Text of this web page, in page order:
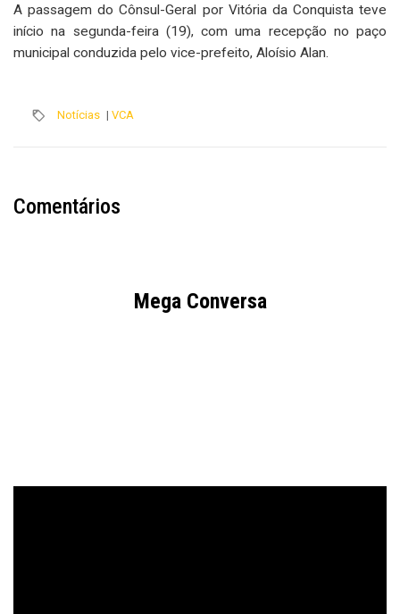
A passagem do Cônsul-Geral por Vitória da Conquista teve
início na segunda-feira (19), com uma recepção no paço
municipal conduzida pelo vice-prefeito, Aloísio Alan.
Notícias | VCA
Comentários
Mega Conversa